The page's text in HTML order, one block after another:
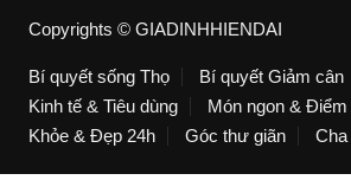
Copyrights © GIADINHHIENDAI
Bí quyết sống Thọ
Bí quyết Giảm cân
Kinh tế & Tiêu dùng
Món ngon & Điểm
Khỏe & Đẹp 24h
Góc thư giãn